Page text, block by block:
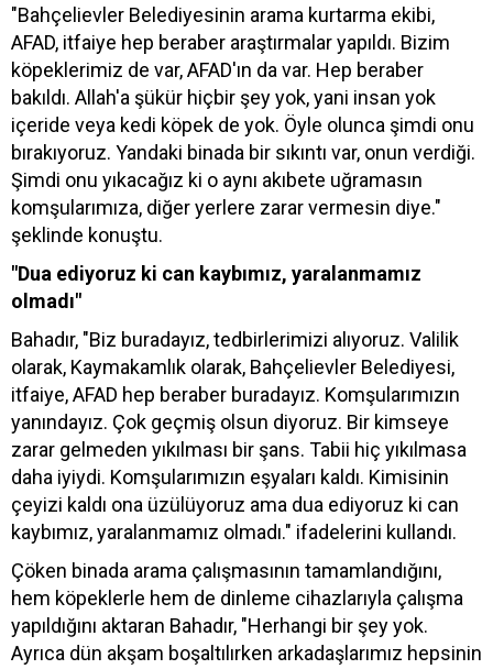
"Bahçelievler Belediyesinin arama kurtarma ekibi,
AFAD, itfaiye hep beraber araştırmalar yapıldı. Bizim
köpeklerimiz de var, AFAD'ın da var. Hep beraber
bakıldı. Allah'a şükür hiçbir şey yok, yani insan yok
içeride veya kedi köpek de yok. Öyle olunca şimdi onu
bırakıyoruz. Yandaki binada bir sıkıntı var, onun verdiği.
Şimdi onu yıkacağız ki o aynı akıbete uğramasın
komşularımıza, diğer yerlere zarar vermesin diye."
şeklinde konuştu.
"Dua ediyoruz ki can kaybımız, yaralanmamız
olmadı"
Bahadır, "Biz buradayız, tedbirlerimizi alıyoruz. Valilik
olarak, Kaymakamlık olarak, Bahçelievler Belediyesi,
itfaiye, AFAD hep beraber buradayız. Komşularımızın
yanındayız. Çok geçmiş olsun diyoruz. Bir kimseye
zarar gelmeden yıkılması bir şans. Tabii hiç yıkılmasa
daha iyiydi. Komşularımızın eşyaları kaldı. Kimisinin
çeyizi kaldı ona üzülüyoruz ama dua ediyoruz ki can
kaybımız, yaralanmamız olmadı." ifadelerini kullandı.
Çöken binada arama çalışmasının tamamlandığını,
hem köpeklerle hem de dinleme cihazlarıyla çalışma
yapıldığını aktaran Bahadır, "Herhangi bir şey yok.
Ayrıca dün akşam boşaltılırken arkadaşlarımız hepsinin